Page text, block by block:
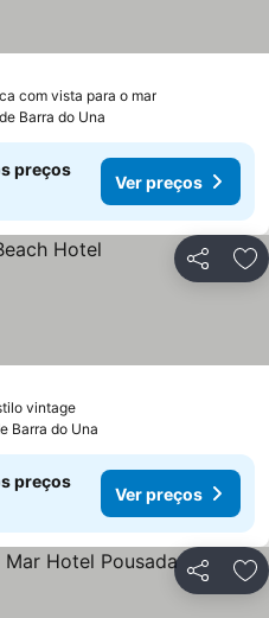
com vista para o mar
Barra do Una
preços
Ver preços
Partilhar
vintage
Barra do Una
preços
Ver preços
Partilhar